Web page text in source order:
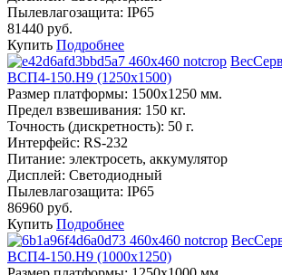
Пылевлагозащита: IP65
81440 руб.
Купить Подробнее
ВСП4-150.Н9 (1250х1500)
Размер платформы: 1500х1250 мм.
Предел взвешивания: 150 кг.
Точность (дискретность): 50 г.
Интерфейс: RS-232
Питание: электросеть, аккумулятор
Дисплей: Светодиодный
Пылевлагозащита: IP65
86960 руб.
Купить Подробнее
ВСП4-150.Н9 (1000х1250)